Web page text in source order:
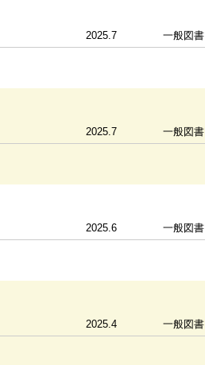
2025.7 一般図書
2025.7 一般図書
2025.6 一般図書
2025.4 一般図書